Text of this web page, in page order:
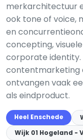
merkarchitectuur
ook tone of voice,
en
concepting,
corporate identity.
contentmarketing
ontvangen vaak
als eindproduct.
Heel Enschede
Wijk 01 Hogeland -